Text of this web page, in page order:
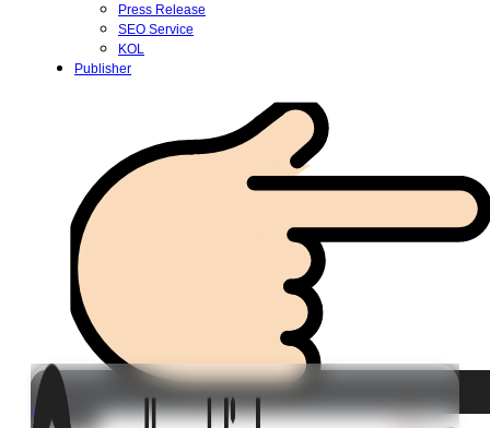
Press Release
SEO Service
KOL
Publisher
Login